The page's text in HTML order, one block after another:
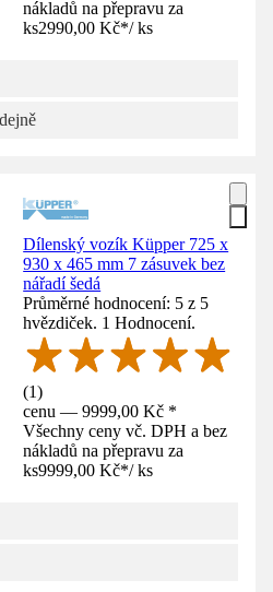
nákladů na přepravu za
ks2990,00 Kč*/ ks
Dílenský vozík Küpper 725 x
930 x 465 mm 7 zásuvek bez
nářadí šedá
Průměrné hodnocení: 5 z 5
hvězdiček. 1 Hodnocení.
(1)
cenu — 9999,00 Kč *
Všechny ceny vč. DPH a bez
nákladů na přepravu za
ks9999,00 Kč*/ ks